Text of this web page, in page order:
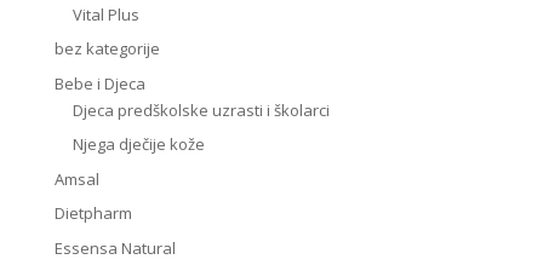
Vital Plus
bez kategorije
Bebe i Djeca
Djeca predškolske uzrasti i školarci
Njega dječije kože
Amsal
Dietpharm
Essensa Natural